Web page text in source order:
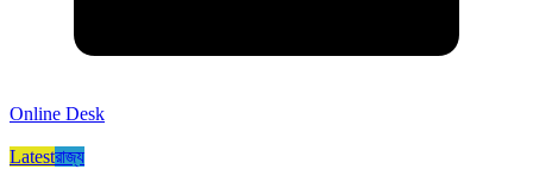
Online Desk
Latestরাজ্য​